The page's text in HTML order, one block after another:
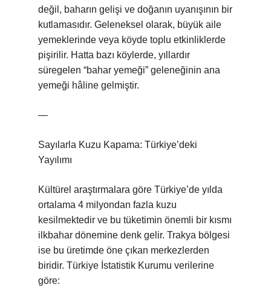
değil, baharın gelişi ve doğanın uyanışının bir
kutlamasıdır. Geleneksel olarak, büyük aile
yemeklerinde veya köyde toplu etkinliklerde
pişirilir. Hatta bazı köylerde, yıllardır
süregelen “bahar yemeği” geleneğinin ana
yemeği hâline gelmiştir.
—
Sayılarla Kuzu Kapama: Türkiye’deki
Yayılımı
Kültürel araştırmalara göre Türkiye’de yılda
ortalama 4 milyondan fazla kuzu
kesilmektedir ve bu tüketimin önemli bir kısmı
ilkbahar dönemine denk gelir. Trakya bölgesi
ise bu üretimde öne çıkan merkezlerden
biridir. Türkiye İstatistik Kurumu verilerine
göre: